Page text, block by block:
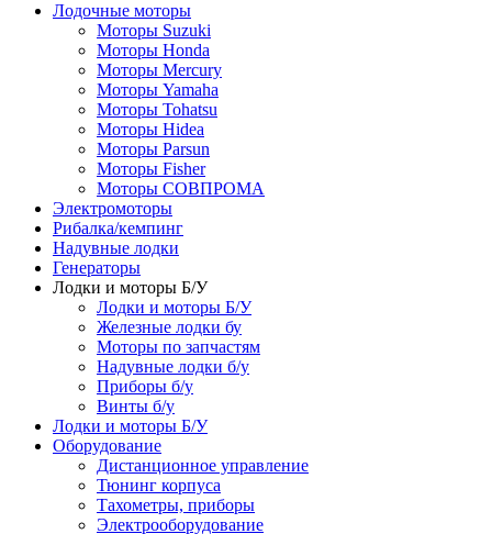
Лодочные моторы
Моторы Suzuki
Моторы Honda
Моторы Mercury
Моторы Yamaha
Моторы Tohatsu
Моторы Hidea
Моторы Parsun
Моторы Fisher
Моторы СОВПРОМА
Электромоторы
Рибалка/кемпинг
Надувные лодки
Генераторы
Лодки и моторы Б/У
Лодки и моторы Б/У
Железные лодки бу
Моторы по запчастям
Надувные лодки б/у
Приборы б/у
Винты б/у
Лодки и моторы Б/У
Оборудование
Дистанционное управление
Тюнинг корпуса
Тахометры, приборы
Электрооборудование